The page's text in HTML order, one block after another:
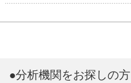
●分析機関をお探しの方